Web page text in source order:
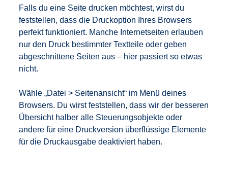
Falls du eine Seite drucken möchtest, wirst du
feststellen, dass die Druckoption Ihres Browsers
perfekt funktioniert. Manche Internetseiten erlauben
nur den Druck bestimmter Textteile oder geben
abgeschnittene Seiten aus – hier passiert so etwas
nicht.
Wähle „Datei > Seitenansicht“ im Menü deines
Browsers. Du wirst feststellen, dass wir der besseren
Übersicht halber alle Steuerungsobjekte oder
andere für eine Druckversion überflüssige Elemente
für die Druckausgabe deaktiviert haben.